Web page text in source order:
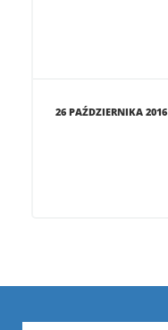
26 PAŹDZIERNIKA 2016